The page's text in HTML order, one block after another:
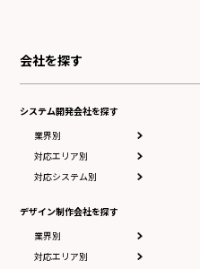
会社を探す
システム開発会社を探す
業界別
対応エリア別
対応システム別
デザイン制作会社を探す
業界別
対応エリア別